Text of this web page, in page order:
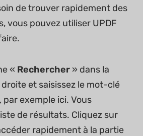
de trouver rapidement des
vous pouvez utiliser UPDF
« Rechercher » dans la
et saisissez le mot-clé
exemple ici. Vous
de résultats. Cliquez sur
rapidement à la partie